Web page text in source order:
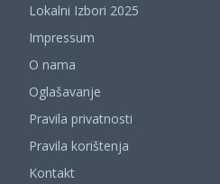
Lokalni Izbori 2025
Impressum
O nama
Oglašavanje
Pravila privatnosti
Pravila korištenja
Kontakt